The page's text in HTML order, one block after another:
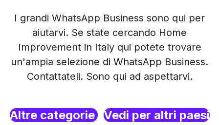
I grandi WhatsApp Business sono qui per
aiutarvi. Se state cercando Home
Improvement in Italy qui potete trovare
un'ampia selezione di WhatsApp Business.
Contattateli. Sono qui ad aspettarvi.
Altre categorie Vedi per altri paesi